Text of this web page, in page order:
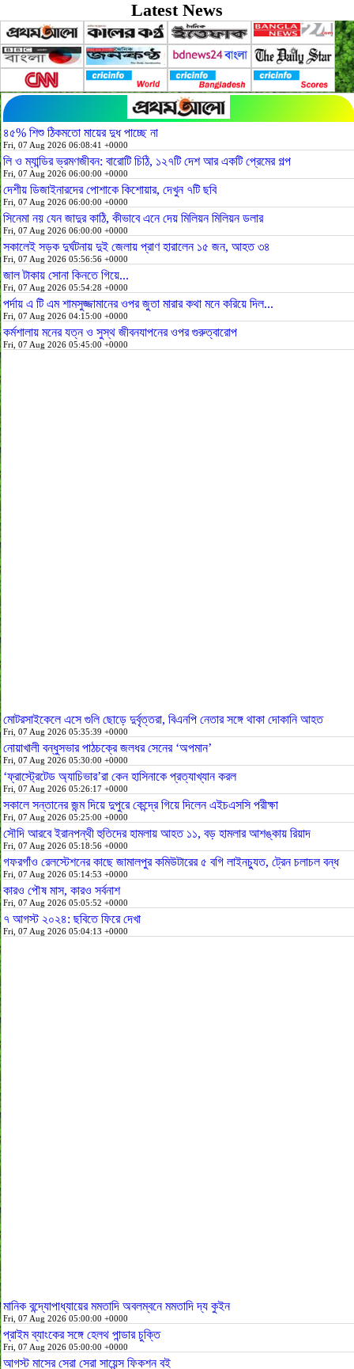
Latest News
৪৫% শিশু ঠিকমতো মায়ের দুধ পাচ্ছে না
Fri, 07 Aug 2026 06:08:41 +0000
লি ও ম্যান্ডির ভ্রমণজীবন: বারোটি চিঠি, ১২৭টি দেশ আর একটি প্রেমের গল্প
Fri, 07 Aug 2026 06:00:00 +0000
দেশীয় ডিজাইনারদের পোশাকে কিশোয়ার, দেখুন ৭টি ছবি
Fri, 07 Aug 2026 06:00:00 +0000
সিনেমা নয় যেন জাদুর কাঠি, কীভাবে এনে দেয় মিলিয়ন মিলিয়ন ডলার
Fri, 07 Aug 2026 06:00:00 +0000
সকালেই সড়ক দুর্ঘটনায় দুই জেলায় প্রাণ হারালেন ১৫ জন, আহত ৩৪
Fri, 07 Aug 2026 05:56:56 +0000
জাল টাকায় সোনা কিনতে গিয়ে...
Fri, 07 Aug 2026 05:54:28 +0000
পর্দায় এ টি এম শামসুজ্জামানের ওপর জুতা মারার কথা মনে করিয়ে দিল...
Fri, 07 Aug 2026 04:15:00 +0000
কর্মশালায় মনের যত্ন ও সুস্থ জীবনযাপনের ওপর গুরুত্বারোপ
Fri, 07 Aug 2026 05:45:00 +0000
মোটরসাইকেলে এসে গুলি ছোড়ে দুর্বৃত্তরা, বিএনপি নেতার সঙ্গে থাকা দোকানি আহত
Fri, 07 Aug 2026 05:35:39 +0000
নোয়াখালী বন্ধুসভার পাঠচক্রে জলধর সেনের ‘অপমান’
Fri, 07 Aug 2026 05:30:00 +0000
‘ফ্রাস্ট্রেটেড অ্যাচিভার’রা কেন হাসিনাকে প্রত্যাখ্যান করল
Fri, 07 Aug 2026 05:26:17 +0000
সকালে সন্তানের জন্ম দিয়ে দুপুরে কেন্দ্রে গিয়ে দিলেন এইচএসসি পরীক্ষা
Fri, 07 Aug 2026 05:25:00 +0000
সৌদি আরবে ইরানপন্থী হুতিদের হামলায় আহত ১১, বড় হামলার আশঙ্কায় রিয়াদ
Fri, 07 Aug 2026 05:18:56 +0000
গফরগাঁও রেলস্টেশনের কাছে জামালপুর কমিউটারের ৫ বগি লাইনচ্যুত, ট্রেন চলাচল বন্ধ
Fri, 07 Aug 2026 05:14:53 +0000
কারও পৌষ মাস, কারও সর্বনাশ
Fri, 07 Aug 2026 05:05:52 +0000
৭ আগস্ট ২০২৪: ছবিতে ফিরে দেখা
Fri, 07 Aug 2026 05:04:13 +0000
মানিক বন্দ্যোপাধ্যায়ের মমতাদি অবলম্বনে মমতাদি দ্য কুইন
Fri, 07 Aug 2026 05:00:00 +0000
প্রাইম ব্যাংকের সঙ্গে হেলথ পান্ডার চুক্তি
Fri, 07 Aug 2026 05:00:00 +0000
আগস্ট মাসের সেরা সেরা সায়েন্স ফিকশন বই